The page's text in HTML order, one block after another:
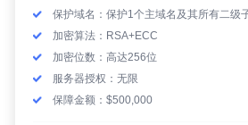
保护域名：保护1个主域名及其所有二级
加密算法：RSA+ECC
加密位数：高达256位
服务器授权：无限
保障金额：$500,000